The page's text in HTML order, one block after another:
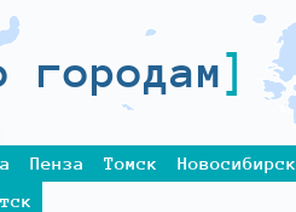
городам
Пенза Томск Новосибирск